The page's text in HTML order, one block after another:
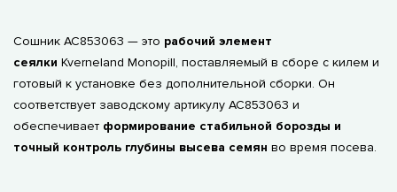
Сошник AC853063 — это рабочий элемент
сеялки Kverneland Monopill, поставляемый в сборе с килем и
готовый к установке без дополнительной сборки. Он
соответствует заводскому артикулу AC853063 и
обеспечивает формирование стабильной борозды и
точный контроль глубины высева семян во время посева.